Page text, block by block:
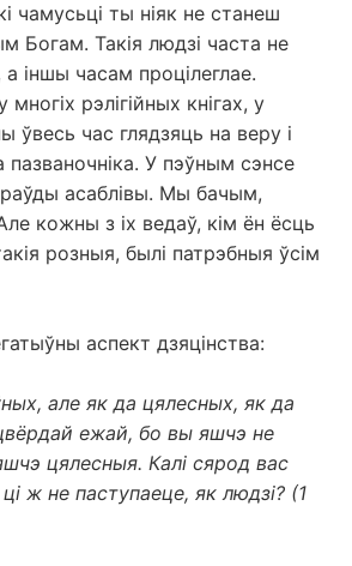
чамусьці ты ніяк не станеш
Богам. Такія людзі часта не
іншы часам процілеглае.
рэлігійных кнігах, у
час глядзяць на веру і
У пэўным сэнсе
асаблівы. Мы бачым,
кожны з іх ведаў, кім ён ёсць
розныя, былі патрэбныя ўсім
аспект дзяцінства:
але як да цялесных, як да
ежай, бо вы яшчэ не
цялесныя. Калі сярод вас
ж не паступаеце, як людзі? (1